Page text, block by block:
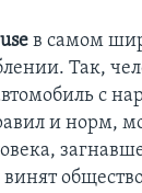
ПУТЕШЕСТВИЕ
в самом
Так,
с
и норм,